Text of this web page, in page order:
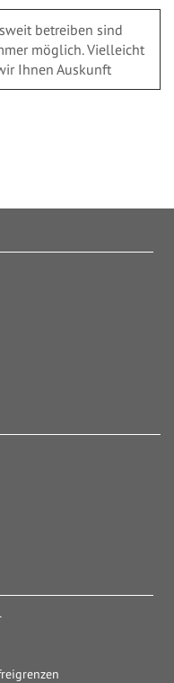
betreiben sind
möglich. Vielleicht
Ihnen Auskunft